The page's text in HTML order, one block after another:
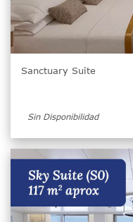
Sanctuary Suite
Sin Disponibilidad